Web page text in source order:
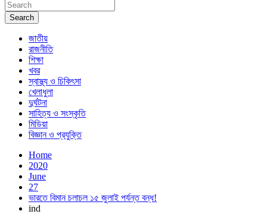
Search
জাতীয়
রাজনীতি
শিক্ষা
খবর
স্বাস্থ্য ও চিকিৎসা
খেলাধুলা
দুর্ঘটনা
সাহিত্য ও সংস্কৃতি
মিডিয়া
বিজ্ঞান ও প্রযুক্তি
Home
2020
June
27
ভারতে বিমান চলাচল ১৫ জুলাই পর্যন্ত বন্ধ!
ind